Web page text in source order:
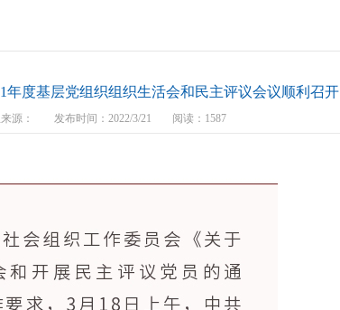
年度基层党组织组织生活会和民主评议会议顺利召开
源： 发布时间：2022/3/21 阅读：1587